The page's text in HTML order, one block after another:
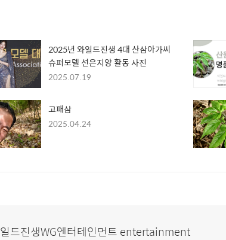
2025년 와일드진생 4대 산삼아가씨
슈퍼모델 선은지양 활동 사진
2025.07.19
고패삼
2025.04.24
드진생WG엔터테인먼트 entertainment